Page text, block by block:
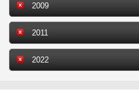
2009
2011
2022